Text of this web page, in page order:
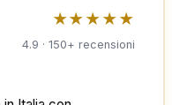
★★★★★
4.9 · 150+ recensioni